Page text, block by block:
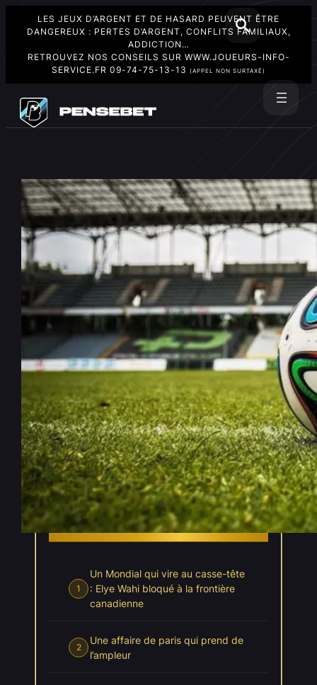
LES JEUX D’ARGENT ET DE HASARD PEUVENT ÊTRE
DANGEREUX : PERTES D’ARGENT, CONFLITS FAMILIAUX,
ADDICTION…
RETROUVEZ NOS CONSEILS SUR WWW.JOUEURS-INFO-
SERVICE.FR 09-74-75-13-13 (APPEL NON SURTAXÉ)
contenu
Coupe du Monde 2026 : Elye
Wahi interdit de rentrer sur le
territoire canadien
Juin 18, 2026—parJulien Ollivier
dans Coupe du Monde 2026 , Actualités
INDEX Cacher l'index
1
Un Mondial qui vire au casse-tête
: Elye Wahi bloqué à la frontière
canadienne
2
Une affaire de paris qui prend de
l’ampleur